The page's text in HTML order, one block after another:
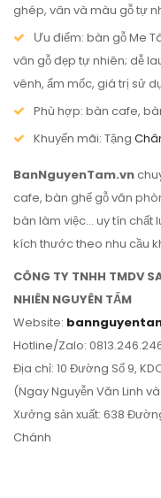
ghép, vân và màu gỗ tự
Ưu điểm: bàn gỗ Me
vân gỗ đẹp tự nhiên; dễ
vênh, ẩm mốc, giá trị sử
Phù hợp: bàn cafe,
Khuyến mãi: Tặng
BanNguyenTam.vn
cafe, bàn ghế gỗ văn
bàn làm việc… uy tín chất
kích thước theo nhu cầu
CÔNG TY TNHH TMDV
NHIÊN NGUYÊN TẤM
Website:
Hotline/Zalo:
Địa chỉ: 10 Đường Số 9,
(Ngay Nguyễn Văn Linh
Xưởng sản xuất: 638
Chánh